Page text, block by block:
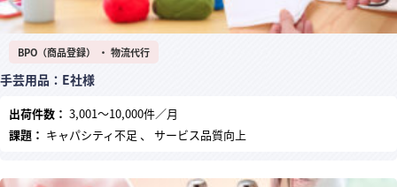
BPO（商品登録） ・ 物流代行
手芸用品：E社様
出荷件数： 3,001～10,000件／月
課題： キャパシティ不足 、 サービス品質向上